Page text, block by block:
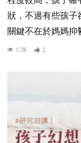
狀，不過有些孩子
關鍵不在於媽媽抑
1.2K 2